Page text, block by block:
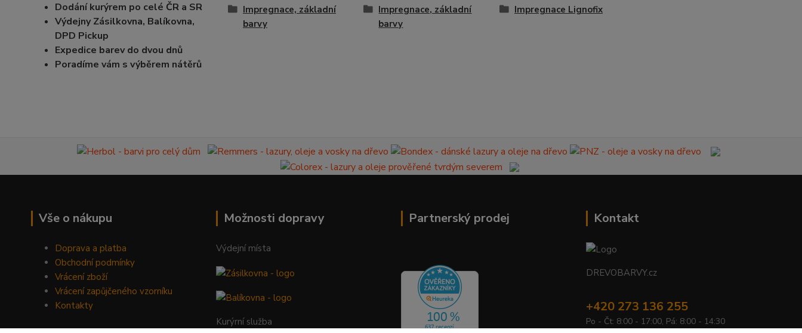
Dodání kurýrem po celé ČR a SR
Výdejny Zásilkovna, Balíkovna,
DPD Pickup
Expedice barev do dvou dnů
Poradíme vám s výběrem nátěrů
Impregnace, základní
barvy
Impregnace, základní
barvy
Impregnace Lignofix
Vše o nákupu
Doprava a platba
Obchodní podmínky
Vrácení zboží
Vrácení zapůjčeného vzorníku
Kontakty
Možnosti dopravy
Výdejní místa
Kurýrní služba
Partnerský prodej Kontakt
DREVOBARVY.cz
+420 273 136 255
Po - Čt: 8:00 - 17:00, Pá: 8:00 - 14:30